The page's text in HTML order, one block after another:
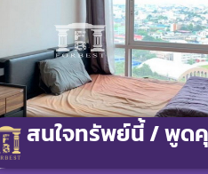
สนใจทรัพย์นี้ / พูด